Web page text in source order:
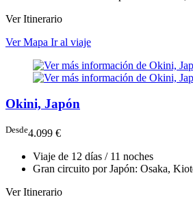
Ver Itinerario
Ver Mapa Ir al viaje
Okini, Japón
Desde4.099 €
Viaje de 12 días / 11 noches
Gran circuito por Japón: Osaka,
Ver Itinerario